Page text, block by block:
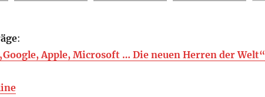
:
Apple, Microsoft … Die neuen Herren der Welt“